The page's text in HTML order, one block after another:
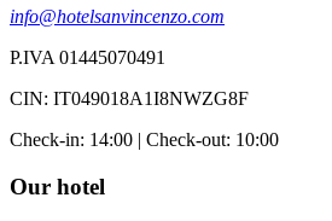
info@hotelsanvincenzo.com
P.IVA 01445070491
CIN: IT049018A1I8NWZG8F
Check-in: 14:00 | Check-out: 10:00
Our hotel